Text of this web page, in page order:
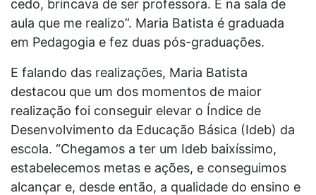
cedo, brincava de ser professora. É na sala de
aula que me realizo”. Maria Batista é graduada
em Pedagogia e fez duas pós-graduações.
E falando das realizações, Maria Batista
destacou que um dos momentos de maior
realização foi conseguir elevar o Índice de
Desenvolvimento da Educação Básica (Ideb) da
escola. “Chegamos a ter um Ideb baixíssimo,
estabelecemos metas e ações, e conseguimos
alcançar e, desde então, a qualidade do ensino e